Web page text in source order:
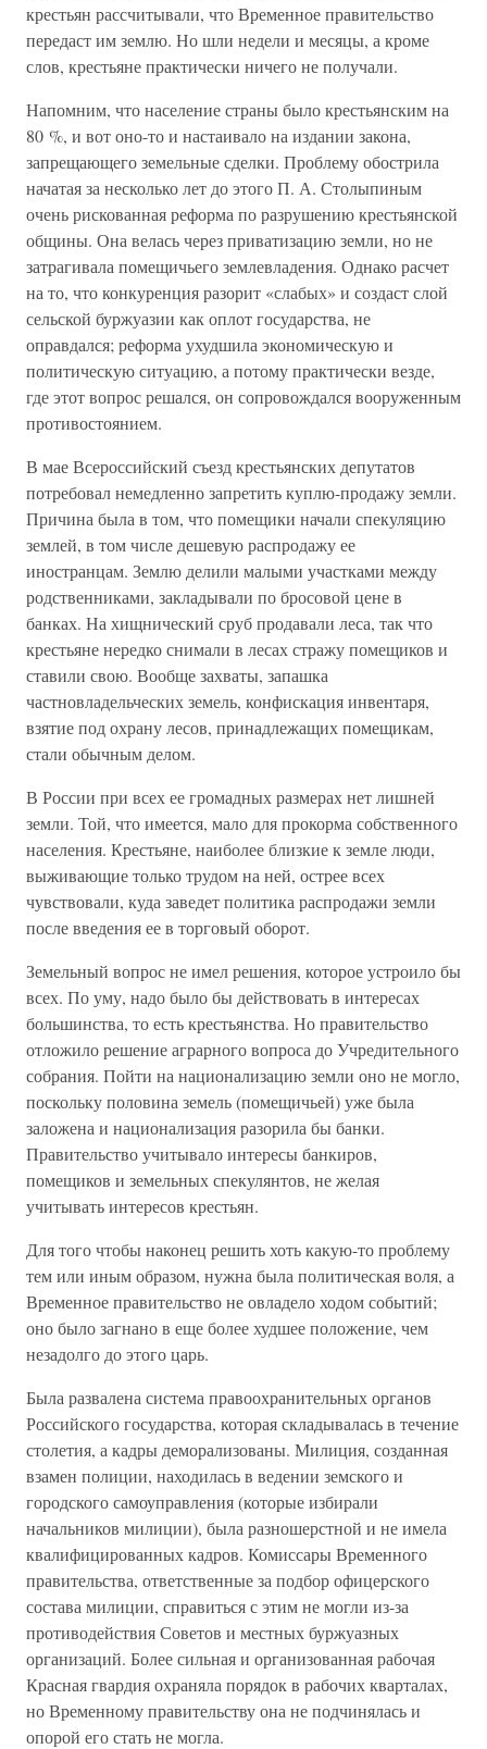
крестьян рассчитывали, что Временное правительство
передаст им землю. Но шли недели и месяцы, а кроме
слов, крестьяне практически ничего не получали.
Напомним, что население страны было крестьянским на
80 %, и вот оно-то и настаивало на издании закона,
запрещающего земельные сделки. Проблему обострила
начатая за несколько лет до этого П. А. Столыпиным
очень рискованная реформа по разрушению крестьянской
общины. Она велась через приватизацию земли, но не
затрагивала помещичьего землевладения. Однако расчет
на то, что конкуренция разорит «слабых» и создаст слой
сельской буржуазии как оплот государства, не
оправдался; реформа ухудшила экономическую и
политическую ситуацию, а потому практически везде,
где этот вопрос решался, он сопровождался вооруженным
противостоянием.
В мае Всероссийский съезд крестьянских депутатов
потребовал немедленно запретить куплю-продажу земли.
Причина была в том, что помещики начали спекуляцию
землей, в том числе дешевую распродажу ее
иностранцам. Землю делили малыми участками между
родственниками, закладывали по бросовой цене в
банках. На хищнический сруб продавали леса, так что
крестьяне нередко снимали в лесах стражу помещиков и
ставили свою. Вообще захваты, запашка
частновладельческих земель, конфискация инвентаря,
взятие под охрану лесов, принадлежащих помещикам,
стали обычным делом.
В России при всех ее громадных размерах нет лишней
земли. Той, что имеется, мало для прокорма собственного
населения. Крестьяне, наиболее близкие к земле люди,
выживающие только трудом на ней, острее всех
чувствовали, куда заведет политика распродажи земли
после введения ее в торговый оборот.
Земельный вопрос не имел решения, которое устроило бы
всех. По уму, надо было бы действовать в интересах
большинства, то есть крестьянства. Но правительство
отложило решение аграрного вопроса до Учредительного
собрания. Пойти на национализацию земли оно не могло,
поскольку половина земель (помещичьей) уже была
заложена и национализация разорила бы банки.
Правительство учитывало интересы банкиров,
помещиков и земельных спекулянтов, не желая
учитывать интересов крестьян.
Для того чтобы наконец решить хоть какую-то проблему
тем или иным образом, нужна была политическая воля, а
Временное правительство не овладело ходом событий;
оно было загнано в еще более худшее положение, чем
незадолго до этого царь.
Была развалена система правоохранительных органов
Российского государства, которая складывалась в течение
столетия, а кадры деморализованы. Милиция, созданная
взамен полиции, находилась в ведении земского и
городского самоуправления (которые избирали
начальников милиции), была разношерстной и не имела
квалифицированных кадров. Комиссары Временного
правительства, ответственные за подбор офицерского
состава милиции, справиться с этим не могли из-за
противодействия Советов и местных буржуазных
организаций. Более сильная и организованная рабочая
Красная гвардия охраняла порядок в рабочих кварталах,
но Временному правительству она не подчинялась и
опорой его стать не могла.